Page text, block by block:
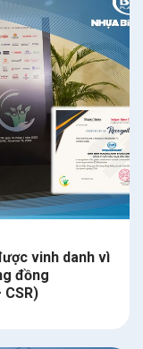
vinh danh vì
đồng